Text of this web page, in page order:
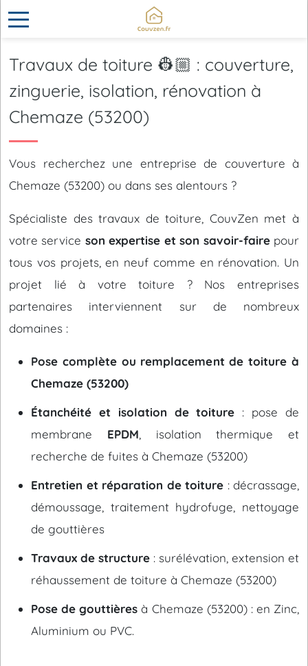
Travaux de toiture 👷🏼 : couverture,
zinguerie, isolation, rénovation à
Chemaze (53200)
Vous recherchez une entreprise de couverture à
Chemaze (53200) ou dans ses alentours ?
Spécialiste des travaux de toiture, CouvZen met à
votre service son expertise et son savoir-fairepour
tous vos projets, en neuf comme en rénovation. Un
projet lié à votre toiture ? Nos entreprises
partenaires interviennent sur de nombreux
domaines :
Pose complète ou remplacement de toiture à
Chemaze (53200)
Étanchéité et isolation de toiture : pose de
membrane EPDM , isolation thermique et
recherche de fuites à Chemaze (53200)
Entretien et réparation de toiture : décrassage,
démoussage, traitement hydrofuge, nettoyage
de gouttières
Travaux de structure : surélévation, extension et
réhaussement de toiture à Chemaze (53200)
Pose de gouttières à Chemaze (53200) : en Zinc,
Aluminium ou PVC.